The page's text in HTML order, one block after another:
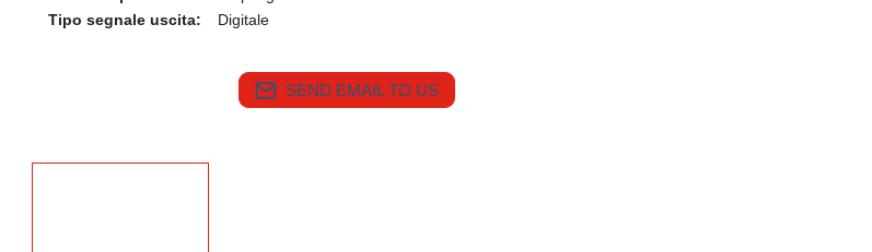
Tipo segnale uscita:
Digitale
SEND EMAIL TO US